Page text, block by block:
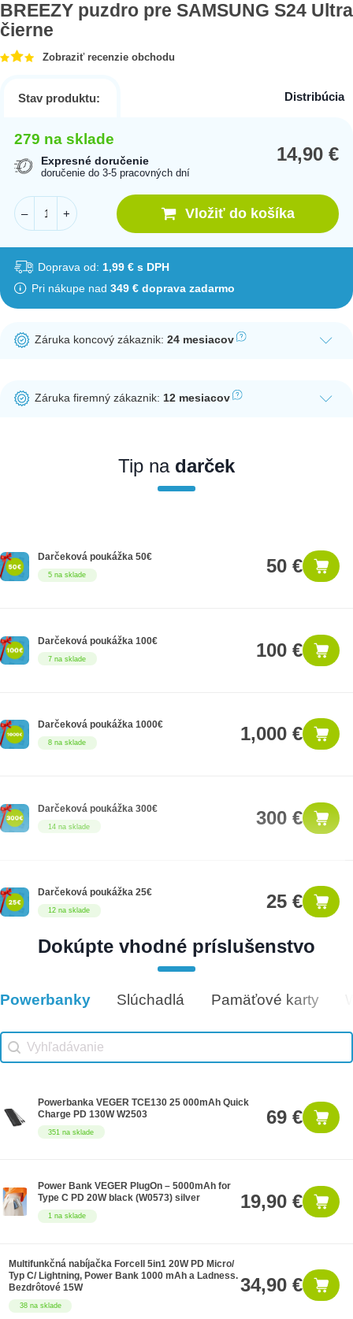
BREEZY puzdro pre SAMSUNG S24 Ultra
čierne
Zobraziť recenzie obchodu
Stav produktu: Distribúcia
279 na sklade
Expresné doručenie
doručenie do 3-5 pracovných dní
14,90€
– + Vložiť do košíka
Doprava od: 1,99 € s DPH
Pri nákupe nad 349 € doprava zadarmo
Záruka koncový zákaznik:24 mesiacov
potrebná registrácia zákazníckeho účtu.
Záruka firemný zákaznik:12 mesiacov
nakupovať ako firemný zákazník, musíte sa pred nákupom
registrovať. Registrácia podlieha overeniu.
Tip nadarček
5 na sklade
Darčeková poukážka 50€ 50 €
7 na sklade
Darčeková poukážka 100€ 100 €
8 na sklade
Darčeková poukážka 1000€ 1,000 €
14 na sklade
Darčeková poukážka 300€ 300 €
12 na sklade
Darčeková poukážka 25€ 25 €
9 na sklade
Dokúpte vhodné príslušenstvo
Vhodné príslušenstvo
Powerbanky Slúchadlá Pamäťové karty
Vhodné príslušenstvo search
Search content
351 na sklade
Powerbanka VEGER TCE130 25 000mAh Quick
Charge PD 130W W2503
69 €
1 na sklade
Power Bank VEGER PlugOn – 5000mAh for
Type C PD 20W black (W0573) silver
19,90 €
38 na sklade
Multifunkčná nabíjačka Forcell 5in1 20W PD Micro/
Typ C/ Lightning, Power Bank 1000 mAh a Ladness.
Bezdrôtové 15W
34,90 €